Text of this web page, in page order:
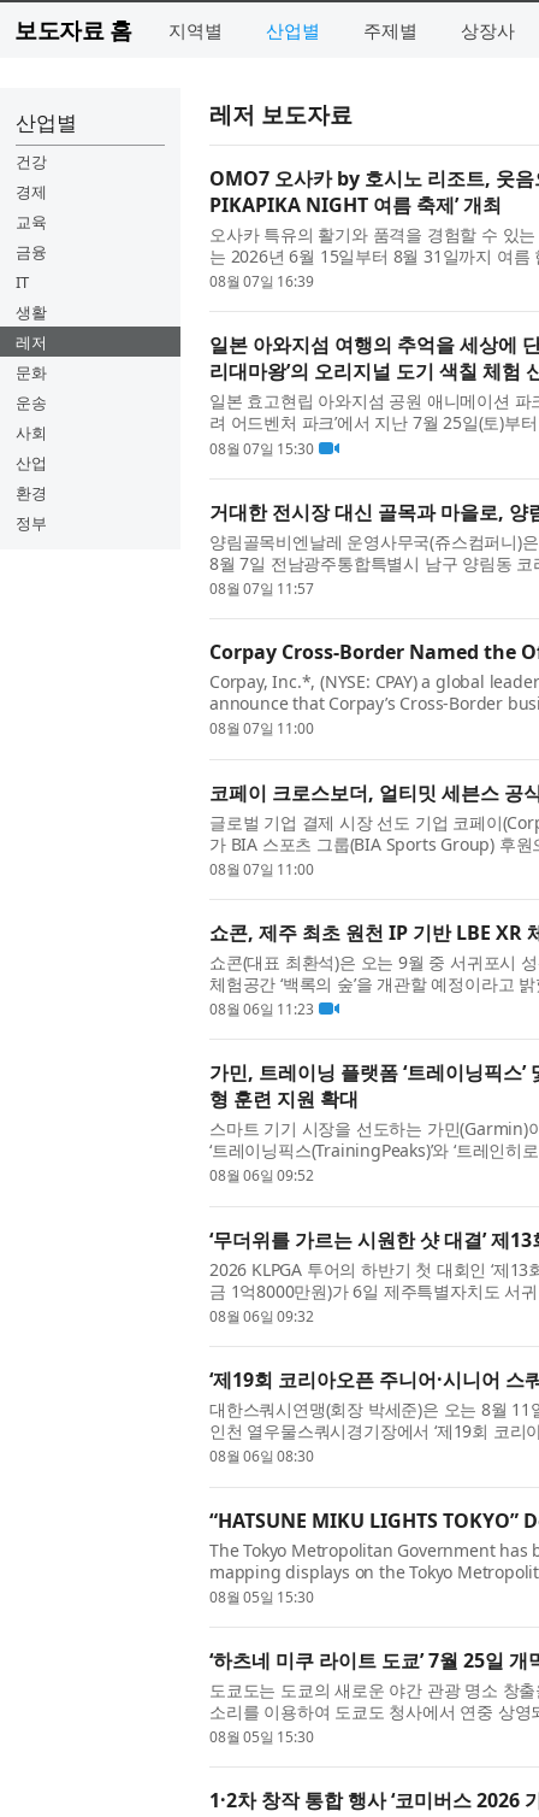
보도자료 홈 지역별 산업별 주제별 상장사
산업별
건강
경제
교육
금융
IT
생활
레저
문화
운송
사회
산업
환경
정부
레저 보도자료
OMO7 오사카 by 호시노 리조트, 웃
PIKAPIKA NIGHT 여름 축제’ 개최
오사카 특유의 활기와 품격을 경험할 수 있
는 2026년 6월 15일부터 8월 31일까지 여름
제’​를 개최한다. 이번 이벤트는 연중 운영되는
08월 07일 16:39
일본 아와지섬 여행의 추억을 세상에
리대마왕’의 오리지널 도기 색칠 체험
일본 효고현립 아와지섬 공원 애니메이션 파
려 어드벤처 파크’에서 지난 7월 25일(토)부터
리지널 도기 색칠 체험’을 시작했다고 밝혔
08월 07일 15:30
거대한 전시장 대신 골목과 마을로, 양
양림골목비엔날레 운영사무국(쥬스컴퍼니)
8월 7일 전남광주통합특별시 남구 양림동
비엔날레 개막 D-30 총회’를 개최하고 축제
08월 07일 11:57
Corpay Cross-Border Named the
Corpay, Inc.*, (NYSE: CPAY) a global
announce that Corpay’s Cross-Border
Ultimate Sevens, a new global rugby
08월 07일 11:00
코페이 크로스보더, 얼티밋 세븐스 공
글로벌 기업 결제 시장 선도 기업 코페이
가 BIA 스포츠 그룹(BIA Sports Group) 후
븐스 챔피언십인 ‘얼티밋 세븐스(Ultimate
08월 07일 11:00
쇼콘, 제주 최초 원천 IP 기반 LBE XR
쇼콘(대표 최환석)은 오는 9월 중 서귀포시
체험공간 ‘백록의 숲’을 개관할 예정이라고
데 머무르지 않고, VR HMD를 착용한 채 실
08월 06일 11:23
가민, 트레이닝 플랫폼 ‘트레이닝픽스’
형 훈련 지원 확대
스마트 기기 시장을 선도하는 가민(Garmin)
‘트레이닝픽스(TrainingPeaks)’와 ‘트레인
은 피트니스 및 웰니스 생태계 전반에 새로
08월 06일 09:52
‘무더위를 가르는 시원한 샷 대결’ 제
2026 KLPGA 투어의 하반기 첫 대회인 ‘제
금 1억8000만원)가 6일 제주특별자치도 서
렸다. 올해로 13회를 맞은 제주삼다수 마스
08월 06일 09:32
‘제19회 코리아오픈 주니어·시니어 스
대한스쿼시연맹(회장 박세준)은 오는 8월
인천 열우물스쿼시경기장에서 ‘제19회 코리
개최한다. 이번 대회의 시니어 부문은 8월
08월 06일 08:30
“HATSUNE MIKU LIGHTS TOKYO”
The Tokyo Metropolitan Government
mapping displays on the Tokyo
sound to showcase a wide range of
08월 05일 15:30
‘하츠네 미쿠 라이트 도쿄’ 7월 25일 개
도쿄도는 도쿄의 새로운 야간 관광 명소 창
소리를 이용하여 도쿄도 청사에서 연중 상
(토) 전 세계적으로 사랑받는 가상 가수 하
08월 05일 15:30
1·2차 창작 통합 행사 ‘코미버스 2026